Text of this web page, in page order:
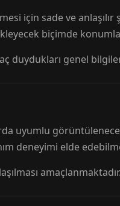
için sade ve anlaşılır
biçimde
duydukları genel
uyumlu görüntülenecek
deneyimi elde
amaçlanmaktadır.